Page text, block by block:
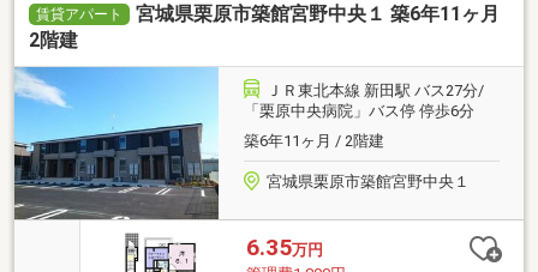
賃貸アパート
宮城県栗原市築館宮野中央１ 築6年11ヶ月
2階建
ＪＲ東北本線 新田駅 バス27分/
「栗原中央病院」バス停 停歩6分
築6年11ヶ月 / 2階建
宮城県栗原市築館宮野中央１
6.35万円